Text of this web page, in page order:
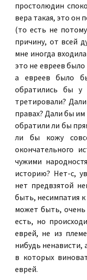
простолюдин
вера такая, это он
(то есть не
причину, от всей
мне иногда
это не евреев было
а евреев было
обратились бы
третировали?
правах? Дали бы
обратили ли бы
ли бы кожу
окончательного
чужими
историю? Нет-с,
нет предвзятой
быть, несимпатия
может быть, очень
есть, но
еврей, не из
нибудь ненависти,
в которых
еврей.